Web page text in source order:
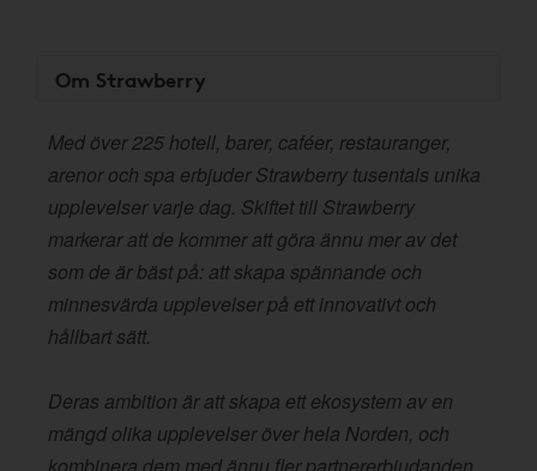
Om Strawberry
Med över 225 hotell, barer, caféer, restauranger,
arenor och spa erbjuder Strawberry tusentals unika
upplevelser varje dag. Skiftet till Strawberry
markerar att de kommer att göra ännu mer av det
som de är bäst på: att skapa spännande och
minnesvärda upplevelser på ett innovativt och
hållbart sätt.
Deras ambition är att skapa ett ekosystem av en
mängd olika upplevelser över hela Norden, och